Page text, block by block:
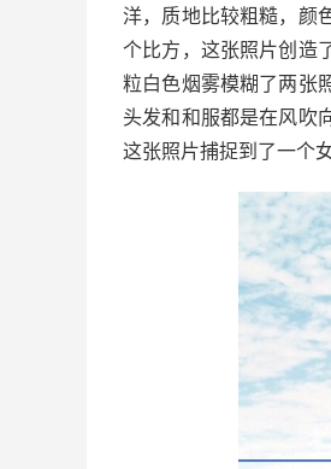
洋，质地比较粗糙，颜
个比方，这张照片创造
粒白色烟雾模糊了两张
头发和和服都是在风吹
这张照片捕捉到了一个